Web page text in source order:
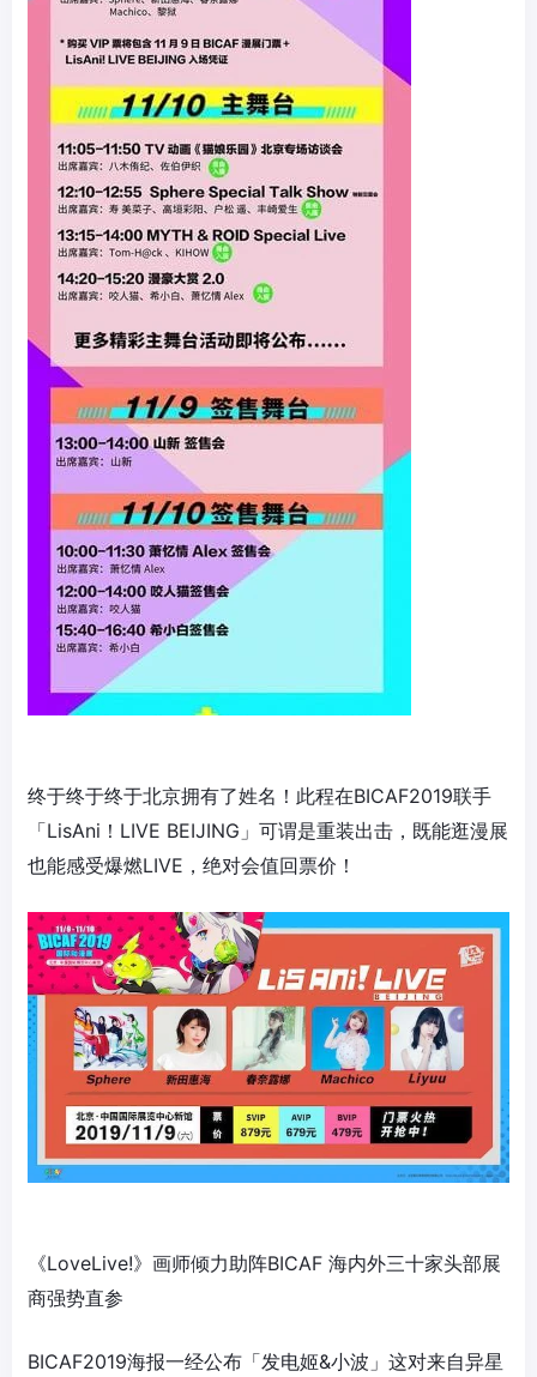
终于终于终于北京拥有了姓名！此程在BICAF2019联手
「LisAni！LIVE BEIJING」可谓是重装出击，既能逛漫展
也能感受爆燃LIVE，绝对会值回票价！
《LoveLive!》画师倾力助阵BICAF 海内外三十家头部展
商强势直参
BICAF2019海报一经公布「发电姬&小波」这对来自异星